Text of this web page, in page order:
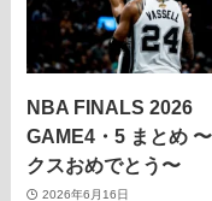
NBA FINALS 2026
GAME4・5 まとめ
クスおめでとう〜
2026年6月16日